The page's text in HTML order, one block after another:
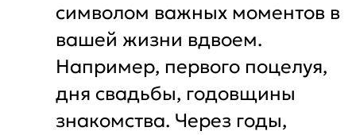
символом важных моментов в
вашей жизни вдвоем.
Например, первого поцелуя,
дня свадьбы, годовщины
знакомства. Через годы,